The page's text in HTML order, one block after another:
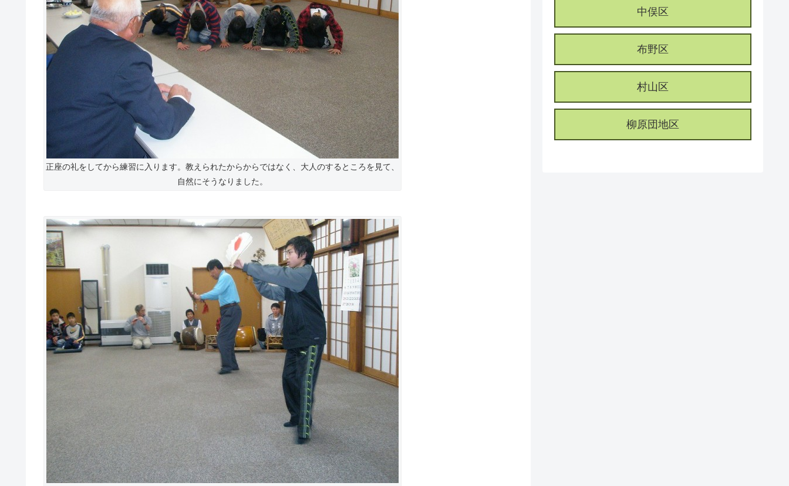
正座の礼をしてから練習に入ります。教えられたからからではなく、大人のするところを見て、
自然にそうなりました。
中俣区
布野区
村山区
柳原団地区